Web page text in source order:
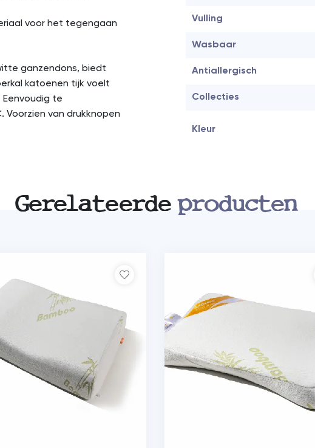
voor het tegengaan
ganzendons, biedt
katoenen tijk voelt
Eenvoudig te
Voorzien van drukknopen
Vulling
Wasbaar
Antiallergisch
Collecties
Kleur
Gerelateerde producten